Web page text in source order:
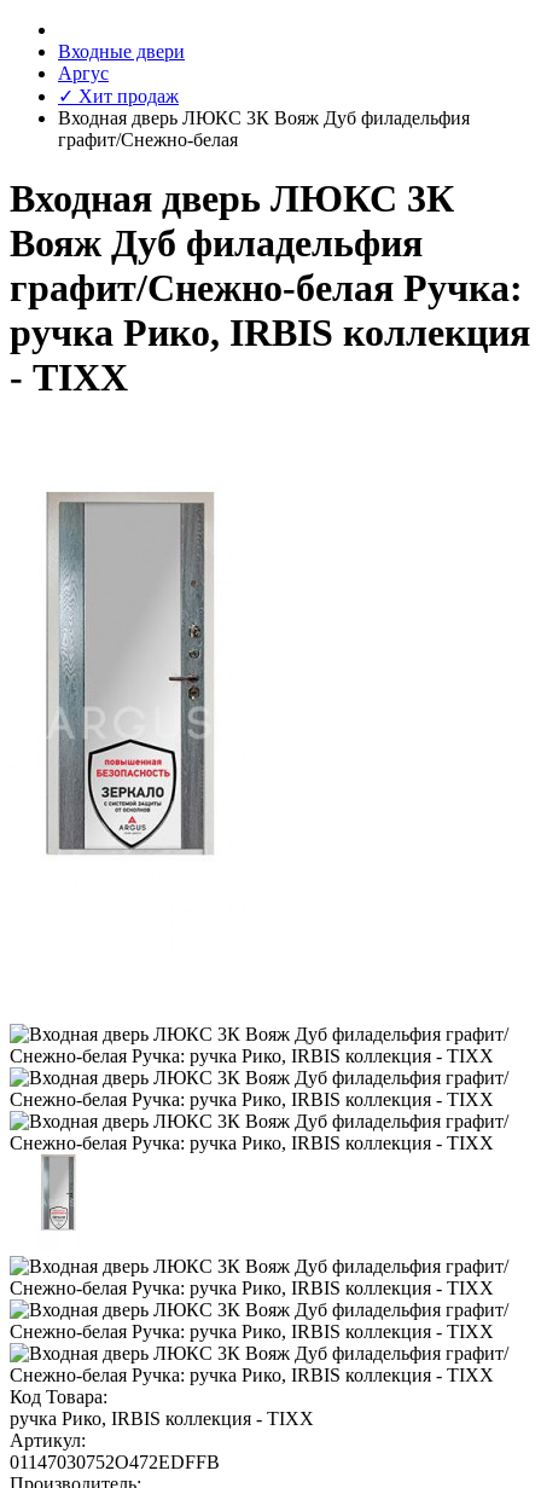
Входные двери
Аргус
✓ Хит продаж
Входная дверь ЛЮКС 3К Вояж Дуб филадельфия
графит/Снежно-белая
Входная дверь ЛЮКС 3К
Вояж Дуб филадельфия
графит/Снежно-белая Ручка:
ручка Рико, IRBIS коллекция
- TIXX
Код Товара:
ручка Рико, IRBIS коллекция - TIXX
Артикул:
01147030752O472EDFFB
Производитель: